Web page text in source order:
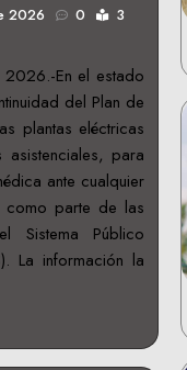
2026 0
3
En el estado
del Plan de
plantas eléctricas
para
ante cualquier
parte de las
Sistema Público
La información la